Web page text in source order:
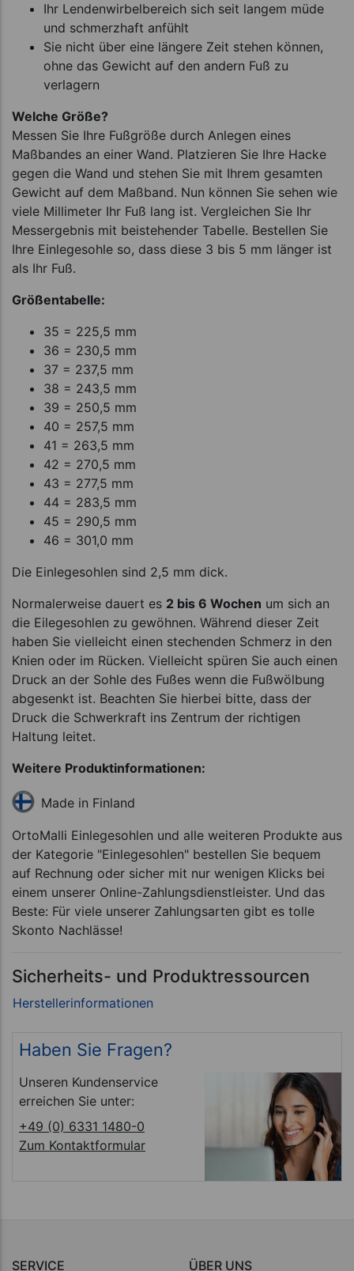
Ihr Lendenwirbelbereich sich seit langem müde
und schmerzhaft anfühlt
Sie nicht über eine längere Zeit stehen können,
ohne das Gewicht auf den andern Fuß zu
verlagern
Welche Größe?
Messen Sie Ihre Fußgröße durch Anlegen eines
Maßbandes an einer Wand. Platzieren Sie Ihre Hacke
gegen die Wand und stehen Sie mit Ihrem gesamten
Gewicht auf dem Maßband. Nun können Sie sehen wie
viele Millimeter Ihr Fuß lang ist. Vergleichen Sie Ihr
Messergebnis mit beistehender Tabelle. Bestellen Sie
Ihre Einlegesohle so, dass diese 3 bis 5 mm länger ist
als Ihr Fuß.
Größentabelle:
35 = 225,5 mm
36 = 230,5 mm
37 = 237,5 mm
38 = 243,5 mm
39 = 250,5 mm
40 = 257,5 mm
41 = 263,5 mm
42 = 270,5 mm
43 = 277,5 mm
44 = 283,5 mm
45 = 290,5 mm
46 = 301,0 mm
Die Einlegesohlen sind 2,5 mm dick.
Normalerweise dauert es 2 bis 6 Wochen um sich an
die Eilegesohlen zu gewöhnen. Während dieser Zeit
haben Sie vielleicht einen stechenden Schmerz in den
Knien oder im Rücken. Vielleicht spüren Sie auch einen
Druck an der Sohle des Fußes wenn die Fußwölbung
abgesenkt ist. Beachten Sie hierbei bitte, dass der
Druck die Schwerkraft ins Zentrum der richtigen
Haltung leitet.
Weitere Produktinformationen:
Made in Finland
OrtoMalli Einlegesohlen und alle weiteren Produkte aus
der Kategorie "Einlegesohlen" bestellen Sie bequem
auf Rechnung oder sicher mit nur wenigen Klicks bei
einem unserer Online-Zahlungsdienstleister. Und das
Beste: Für viele unserer Zahlungsarten gibt es tolle
Skonto Nachlässe!
Sicherheits- und Produktressourcen
Haben Sie Fragen?
Unseren Kundenservice
erreichen Sie unter:
+49 (0) 6331 1480-0
Zum Kontaktformular
SERVICE
ÜBER UNS